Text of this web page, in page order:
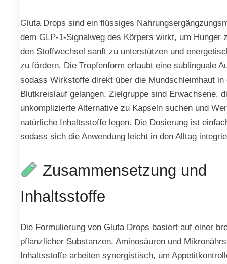
Gluta Drops sind ein flüssiges
dem GLP-1-Signalweg des Körpers wirkt, um Hunger
den Stoffwechsel sanft zu unterstützen und
zu fördern. Die Tropfenform erlaubt eine sublinguale
sodass Wirkstoffe direkt über die Mundschleimhaut in
Blutkreislauf gelangen. Zielgruppe sind Erwachsene,
unkomplizierte Alternative zu Kapseln suchen und
natürliche Inhaltsstoffe legen. Die Dosierung ist
sodass sich die Anwendung leicht in den Alltag
Zusammensetzung und
Inhaltsstoffe
Die Formulierung von Gluta Drops basiert auf einer
pflanzlicher Substanzen, Aminosäuren und
Inhaltsstoffe arbeiten synergistisch, um